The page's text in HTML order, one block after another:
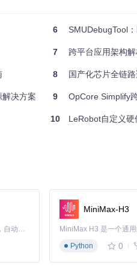
Embedded处理器
决方案
6 SMUDebugTool：
7 跨平台应用架构
8 国产化芯片全链
9 OpCore Simplify跨
10 LeRobot自定义
Claude Code 的开源替代方案。连接任意大模型，编辑代码，运行命令，自动验证 — 全自动执行。用 Rust 构建，极致性能。 ｜ An open-source alternative to Claude Code. Connect any LLM, edit code, run commands, and verify changes — autonomously. Built in Rust for speed. Get Started
MiniMax-H3
Python 0